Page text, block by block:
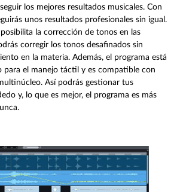
los mejores resultados musicales. Con
unos resultados profesionales sin igual.
la corrección de tonos en las
corregir los tonos desafinados sin
en la materia. Además, el programa está
el manejo táctil y es compatible con
Así podrás gestionar tus
y, lo que es mejor, el programa es más